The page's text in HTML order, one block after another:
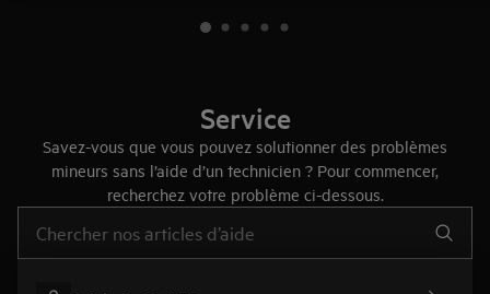
Service
Savez-vous que vous pouvez solutionner des problèmes
mineurs sans l’aide d’un technicien ? Pour commencer,
recherchez votre problème ci-dessous.